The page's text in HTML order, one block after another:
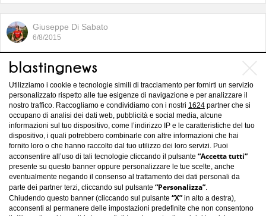
Giuseppe Di Sabato
6/8/2015
Fresco e relax per un week end a
Champdepraz
Utilizziamo i cookie e tecnologie simili di tracciamento per fornirti un servizio
personalizzato rispetto alle tue esigenze di navigazione e per analizzare il
nostro traffico. Raccogliamo e condividiamo con i nostri 1624 partner che si
occupano di analisi dei dati web, pubblicità e social media, alcune
informazioni sul tuo dispositivo, come l’indirizzo IP e le caratteristiche del tuo
dispositivo, i quali potrebbero combinarle con altre informazioni che hai
fornito loro o che hanno raccolto dal tuo utilizzo dei loro servizi. Puoi
acconsentire all’uso di tali tecnologie cliccando il pulsante “Accetta tutti”
presente su questo banner oppure personalizzare le tue scelte, anche
eventualmente negando il consenso al trattamento dei dati personali da
parte dei partner terzi, cliccando sul pulsante “Personalizza”.
Chiudendo questo banner (cliccando sul pulsante “X” in alto a destra),
acconsenti al permanere delle impostazioni predefinite che non consentono